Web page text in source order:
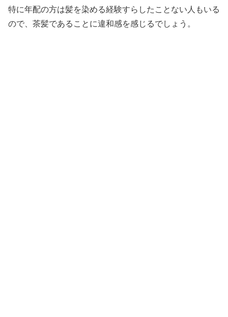
特に年配の方は髪を染める経験すらしたことない人もいる
ので、茶髪であることに違和感を感じるでしょう。